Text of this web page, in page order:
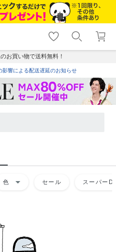
shopping_cart lock_outline
ログイン
お買い物で送料無料！
響による配送遅延のお知らせ
色 arrow_drop_down セール スーパー